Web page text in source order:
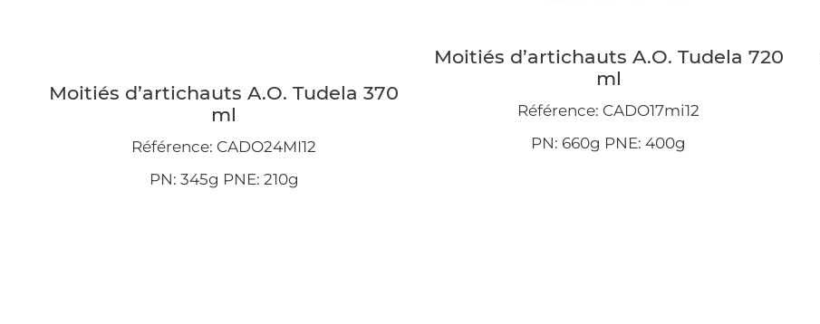
Moitiés d’artichauts A.O. Tudela 370
ml
Référence: CADO24MI12
PN: 345g PNE: 210g
Moitiés d’artichauts A.O. Tudela 720
ml
Référence: CADO17mi12
PN: 660g PNE: 400g